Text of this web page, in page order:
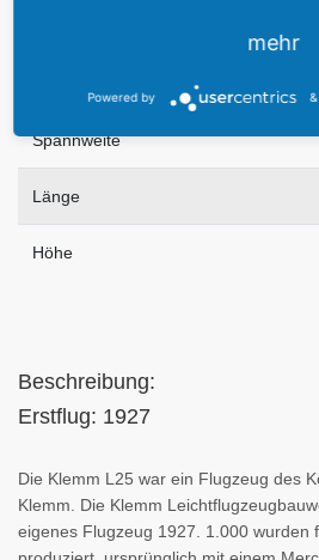
Spannweite
Länge
Höhe
Beschreibung:
Erstflug: 1927
Die Klemm L25 war ein Flugzeug des
Klemm. Die Klemm
eigenes Flugzeug 1927. 1.000 wurden
mehr
Powered by &